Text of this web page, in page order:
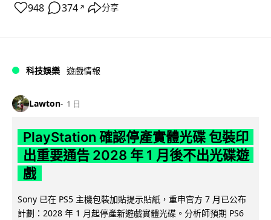
948 374 ↗ 分享
科技娛樂 遊戲情報
Lawton 1 日
PlayStation 確認停產實體光碟 包裝印
出重要通告 2028 年 1 月後不出光碟遊
戲
Sony 已在 PS5 主機包裝加貼提示貼紙，重申官方 7 月已公布
計劃：2028 年 1 月起停產新遊戲實體光碟。分析師預期 PS6